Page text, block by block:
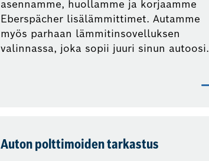
asennamme, huollamme ja korjaamme
Eberspächer lisälämmittimet. Autamme
myös parhaan lämmitinsovelluksen
valinnassa, joka sopii juuri sinun autoosi.
Auton polttimoiden tarkastus